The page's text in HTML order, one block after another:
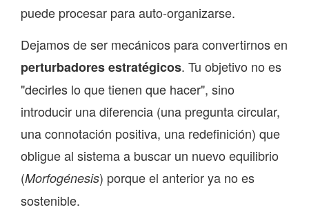
puede procesar para auto-organizarse.
Dejamos de ser mecánicos para convertirnos en
perturbadores estratégicos. Tu objetivo no es
"decirles lo que tienen que hacer", sino
introducir una diferencia (una pregunta circular,
una connotación positiva, una redefinición) que
obligue al sistema a buscar un nuevo equilibrio
(Morfogénesis) porque el anterior ya no es
sostenible.